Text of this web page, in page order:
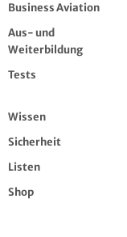
Business Aviation
Aus- und
Weiterbildung
Tests
Wissen
Sicherheit
Listen
Shop